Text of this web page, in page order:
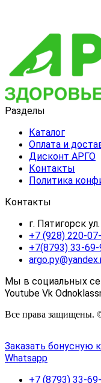
Разделы
Каталог
Оплата и
Дисконт АРГО
Контакты
Политика
Контакты
г. Пятигорск
+7 (928) 220-
+7(8793) 33-
Мы в социальных
Youtube Vk
Все права защищены.
Заказать бонусную
Whatsapp
+7 (8793) 33-